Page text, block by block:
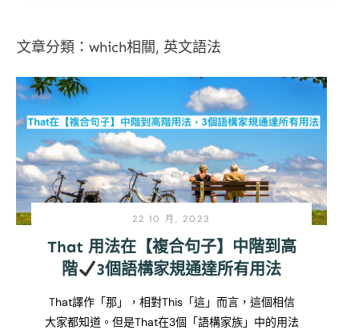
文章分類： which相關, 英文語法
22 10 月, 2023
That 用法在【複合句子】中階到高
階
3個語構家規通達所有用法
That譯作「那」，相對This「這」而言，這個相信
大家都知道。但是That在3個「語構家族」中的用法